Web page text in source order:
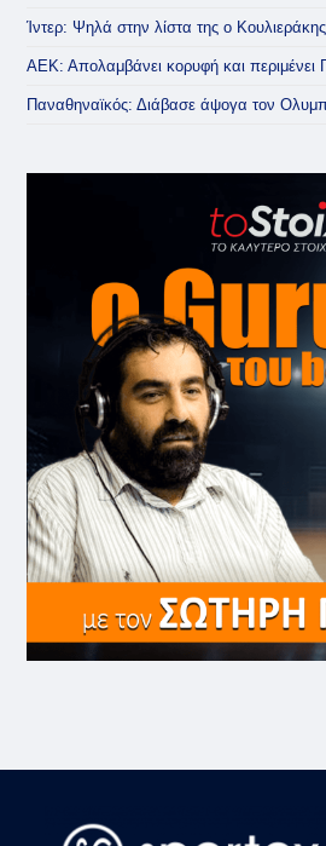
Ίντερ: Ψηλά στην λίστα της ο Κουλιεράκης
ΑΕΚ: Απολαμβάνει κορυφή και
Παναθηναϊκός: Διάβασε άψογα τον